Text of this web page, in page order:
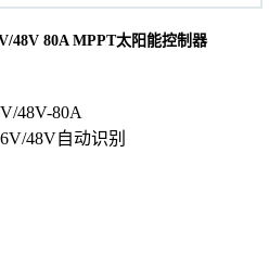
48V 80A MPPT太阳能控制器
48V-80A
48V自动识别